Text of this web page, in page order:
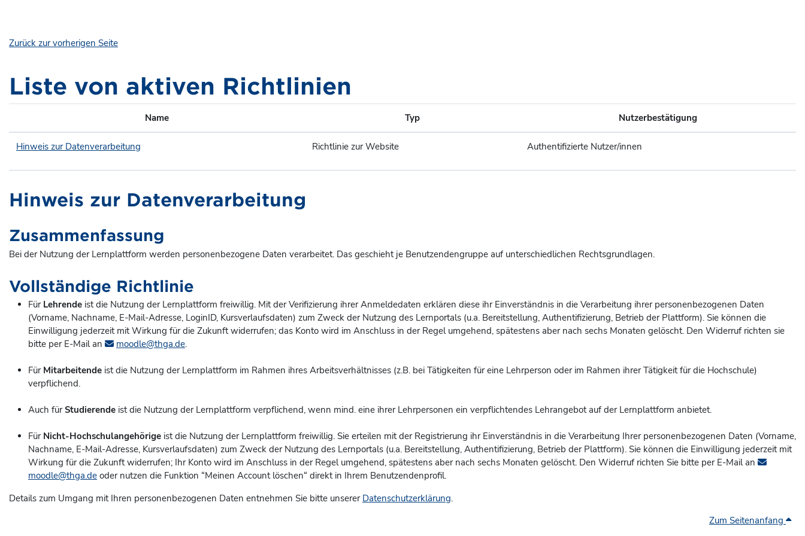
Zurück zur vorherigen Seite
Liste von aktiven Richtlinien
Name Typ Nutzerbestätigung
Hinweis zur Datenverarbeitung Richtlinie zur Website Authentifizierte Nutzer/innen
Hinweis zur Datenverarbeitung
Zusammenfassung
Bei der Nutzung der Lernplattform werden personenbezogene Daten verarbeitet. Das geschieht je Benutzendengruppe auf unterschiedlichen Rechtsgrundlagen.
Vollständige Richtlinie
Für Lehrende ist die Nutzung der Lernplattform freiwillig. Mit der Verifizierung ihrer Anmeldedaten erklären diese ihr Einverständnis in die Verarbeitung ihrer personenbezogenen Daten
(Vorname, Nachname, E-Mail-Adresse, LoginID, Kursverlaufsdaten) zum Zweck der Nutzung des Lernportals (u.a. Bereitstellung, Authentifizierung, Betrieb der Plattform). Sie können die
Einwilligung jederzeit mit Wirkung für die Zukunft widerrufen; das Konto wird im Anschluss in der Regel umgehend, spätestens aber nach sechs Monaten gelöscht. Den Widerruf richten sie
bitte per E-Mail an
moodle@thga.de.
Für Mitarbeitende ist die Nutzung der Lernplattform im Rahmen ihres Arbeitsverhältnisses (z.B. bei Tätigkeiten für eine Lehrperson oder im Rahmen ihrer Tätigkeit für die Hochschule)
verpflichend.
Auch fürStudierende ist die Nutzung der Lernplattform verpflichend, wenn mind. eine ihrer Lehrpersonen ein verpflichtendes Lehrangebot auf der Lernplattform anbietet.
Für Nicht-Hochschulangehörige ist die Nutzung der Lernplattform freiwillig. Sie erteilen mit der Registrierung ihr Einverständnis in die Verarbeitung Ihrer personenbezogenen Daten (Vorname,
Nachname, E-Mail-Adresse, Kursverlaufsdaten) zum Zweck der Nutzung des Lernportals (u.a. Bereitstellung, Authentifizierung, Betrieb der Plattform). Sie können die Einwilligung jederzeit mit
Wirkung für die Zukunft widerrufen; Ihr Konto wird im Anschluss in der Regel umgehend, spätestens aber nach sechs Monaten gelöscht. Den Widerruf richten Sie bitte per E-Mail an
moodle@thga.de oder nutzen die Funktion “Meinen Account löschen“ direkt in Ihrem Benutzendenprofil.
Details zum Umgang mit Ihren personenbezogenen Daten entnehmen Sie bitte unserer Datenschutzerklärung.
Zum Seitenanfang